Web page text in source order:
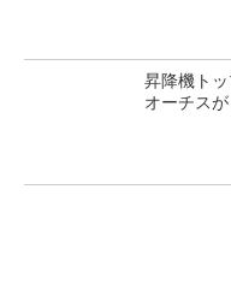
昇降機ト
オーチス